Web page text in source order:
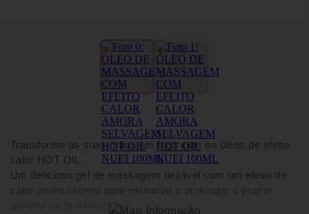
Transforme as suas mãos em fogo com os óleos de efeito
calor HOT OIL.
Um delicioso gel de massagem beijável com um efeito de
calor muito intenso para estimular e prolongar o prazer
durante os preliminares.